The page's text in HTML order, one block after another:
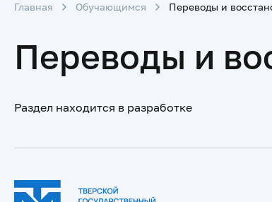
Главная Обучающимся Переводы и
Переводы и
Раздел находится в разработке